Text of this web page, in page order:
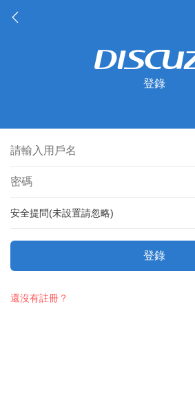
登錄
安全提問(未設置請忽略)
登錄
還沒有註冊？